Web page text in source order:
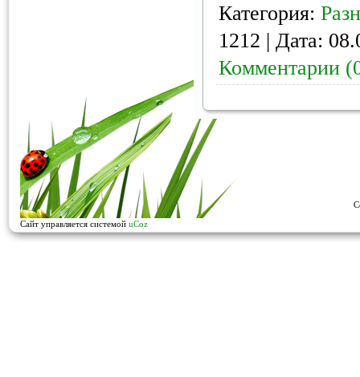
Категория:
1212 | Дата:
Комментарии
Сайт управляется системой uCoz